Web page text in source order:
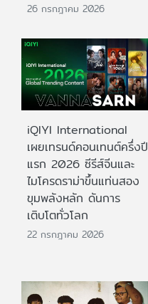
26 กรกฎาคม 2026
iQIYI International
เผยเทรนด์คอนเทนต์ครึ่งปี
แรก 2026 ซีรีส์จีนและ
ไมโครดราม่าขึ้นแท่นสอง
ขุมพลังหลัก ดันการ
เติบโตทั่วโลก
22 กรกฎาคม 2026